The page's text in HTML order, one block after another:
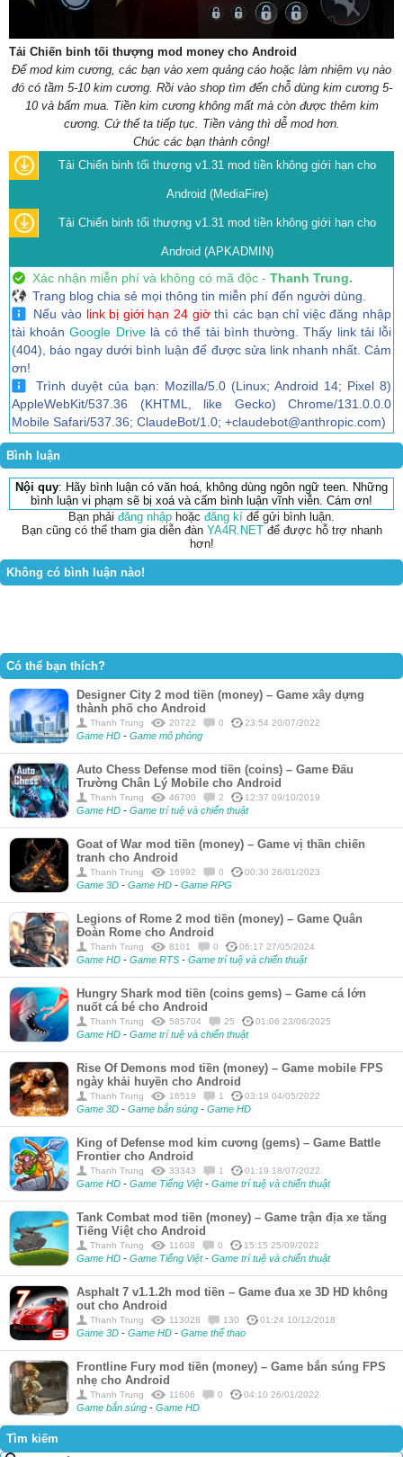
Tải Chiến binh tối thượng mod money cho Android
Để mod kim cương, các bạn vào xem quảng cáo hoặc làm nhiệm vụ nào
đó có tầm 5-10 kim cương. Rồi vào shop tìm đến chỗ dùng kim cương 5-
10 và bấm mua. Tiền kim cương không mất mà còn được thêm kim
cương. Cứ thế ta tiếp tục. Tiền vàng thì dễ mod hơn.
Chúc các bạn thành công!
Tải Chiến binh tối thượng v1.31 mod tiền không giới hạn cho
Android (MediaFire)
Tải Chiến binh tối thượng v1.31 mod tiền không giới hạn cho
Android (APKADMIN)
Xác nhận miễn phí và không có mã độc - Thanh Trung.
Trang blog chia sẻ mọi thông tin miễn phí đến người dùng.
Nếu vào link bị giới hạn 24 giờthì các bạn chỉ việc đăng nhập
tài khoảnGoogle Drivelà có thể tải bình thường. Thấy link tải lỗi
(404), báo ngay dưới bình luận để được sửa link nhanh nhất. Cảm
ơn!
Trình duyệt của bạn: Mozilla/5.0 (Linux; Android 14; Pixel 8)
AppleWebKit/537.36 (KHTML, like Gecko) Chrome/131.0.0.0
Mobile Safari/537.36; ClaudeBot/1.0; +claudebot@anthropic.com)
Bình luận
Nội quy: Hãy bình luận có văn hoá, không dùng ngôn ngữ teen. Những
bình luận vi phạm sẽ bị xoá và cấm bình luận vĩnh viễn. Cám ơn!
Bạn phải đăng nhập hoặc đăng kí để gửi bình luận.
Bạn cũng có thể tham gia diễn đàn YA4R.NETđể được hỗ trợ nhanh
hơn!
Không có bình luận nào!
Có thể bạn thích?
Designer City 2 mod tiền (money) – Game xây dựng
thành phố cho Android
Thanh Trung 20722 0 23:54 20/07/2022
Game HD - Game mô phỏng
Auto Chess Defense mod tiền (coins) – Game Đấu
Trường Chân Lý Mobile cho Android
Thanh Trung 46700 2 12:37 09/10/2019
Game HD - Game trí tuệ và chiến thuật
Goat of War mod tiền (money) – Game vị thần chiến
tranh cho Android
Thanh Trung 16992 0 00:30 26/01/2023
Game 3D - Game HD - Game RPG
Legions of Rome 2 mod tiền (money) – Game Quân
Đoàn Rome cho Android
Thanh Trung 8101 0 06:17 27/05/2024
Game HD - Game RTS - Game trí tuệ và chiến thuật
Hungry Shark mod tiền (coins gems) – Game cá lớn
nuốt cá bé cho Android
Thanh Trung 585704 25 01:06 23/06/2025
Game HD - Game trí tuệ và chiến thuật
Rise Of Demons mod tiền (money) – Game mobile FPS
ngày khải huyền cho Android
Thanh Trung 16519 1 03:19 04/05/2022
Game 3D - Game bắn súng - Game HD
King of Defense mod kim cương (gems) – Game Battle
Frontier cho Android
Thanh Trung 33343 1 01:19 18/07/2022
Game HD - Game Tiếng Việt- Game trí tuệ và chiến thuật
Tank Combat mod tiền (money) – Game trận địa xe tăng
Tiếng Việt cho Android
Thanh Trung 11608 0 15:15 25/09/2022
Game HD - Game Tiếng Việt- Game trí tuệ và chiến thuật
Asphalt 7 v1.1.2h mod tiền – Game đua xe 3D HD không
out cho Android
Thanh Trung 113028 130 01:24 10/12/2018
Game 3D - Game HD - Game thể thao
Frontline Fury mod tiền (money) – Game bắn súng FPS
nhẹ cho Android
Thanh Trung 11606 0 04:10 26/01/2022
Game bắn súng - Game HD
Tìm kiếm